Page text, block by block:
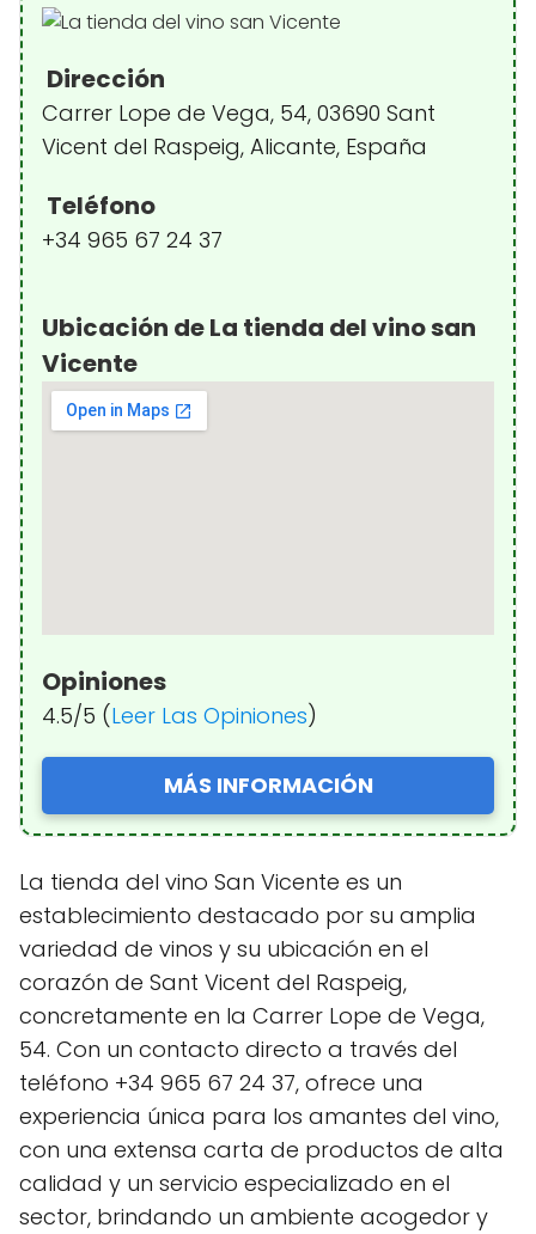
Dirección
Carrer Lope de Vega, 54, 03690 Sant
Vicent del Raspeig, Alicante, España
Teléfono
+34 965 67 24 37
Ubicación de La tienda del vino san
Vicente
Opiniones
4.5/5 (Leer Las Opiniones)
MÁS INFORMACIÓN
La tienda del vino San Vicente es un
establecimiento destacado por su amplia
variedad de vinos y su ubicación en el
corazón de Sant Vicent del Raspeig,
concretamente en la Carrer Lope de Vega,
54. Con un contacto directo a través del
teléfono +34 965 67 24 37, ofrece una
experiencia única para los amantes del vino,
con una extensa carta de productos de alta
calidad y un servicio especializado en el
sector, brindando un ambiente acogedor y